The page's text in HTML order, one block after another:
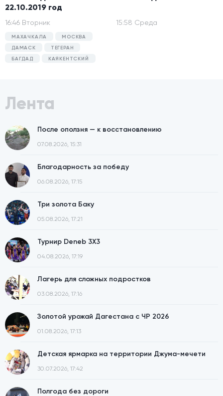
22.10.2019 год
16:46 Вторник
МАХАЧКАЛА
МОСКВА
ДАМАСК
ТЕГЕРАН
БАГДАД
КАЯКЕНТСКИЙ
15:58 Среда
Лента
После оползня — к восстановлению
07.08.2026, 15:31
Благодарность за победу
06.08.2026, 17:15
Три золота Баку
05.08.2026, 17:21
Турнир Deneb 3X3
04.08.2026, 17:19
Лагерь для сложных подростков
03.08.2026, 17:16
Золотой урожай Дагестана с ЧР 2026
01.08.2026, 17:13
Детская ярмарка на территории Джума-мечети
30.07.2026, 17:42
Полгода без дороги